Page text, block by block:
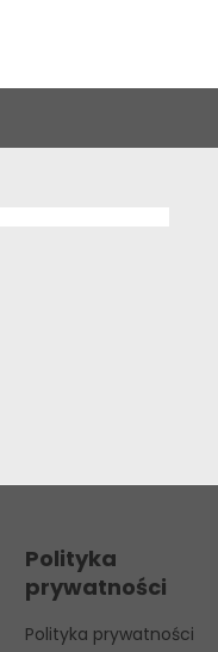
Polityka
prywatności
Polityka prywatności